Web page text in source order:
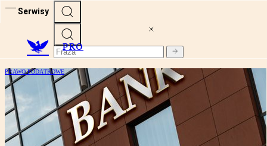
Serwisy
PRO
PRAWO PODATKOWE
Reforma KAS ułatwiła fiskusowi
zaglądanie do kont bankowych? Zapadł
ważny wyrok